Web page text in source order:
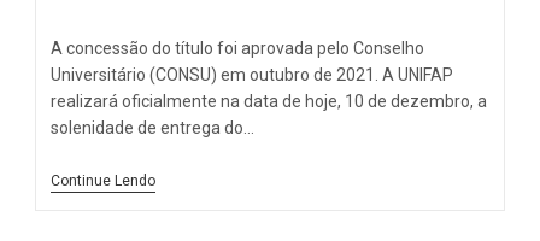
A concessão do título foi aprovada pelo Conselho
Universitário (CONSU) em outubro de 2021. A UNIFAP
realizará oficialmente na data de hoje, 10 de dezembro, a
solenidade de entrega do…
Continue Lendo